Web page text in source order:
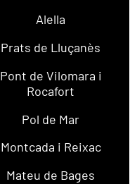
Alella
Prats de Lluçanès
Pont de Vilomara i
Rocafort
Pol de Mar
Montcada i Reixac
Mateu de Bages